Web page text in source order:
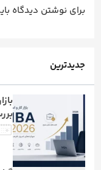
برای نوشتن دیدگاه
جدیدترین